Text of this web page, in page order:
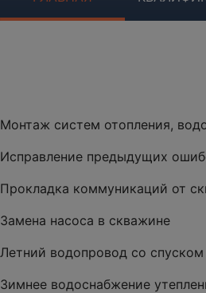
Монтаж систем отопления,
Исправление предыдущих
Прокладка коммуникаций от
Замена насоса в скважине
Летний водопровод со
Зимнее водоснабжение